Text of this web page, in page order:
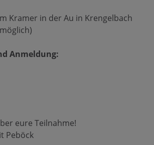
Kramer in der Au in Krengelbach
Anmeldung:
eure Teilnahme!
Peböck